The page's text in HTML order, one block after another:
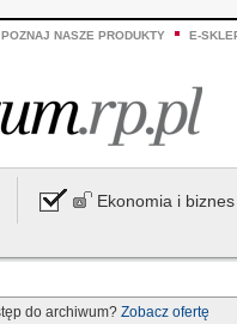
POZNAJ NASZE PRODUKTY E-
Ekonomia i biznes
do archiwum? Zobacz ofertę